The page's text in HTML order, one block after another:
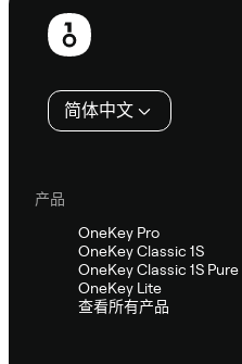
页
简体中文
产品
OneKey Pro
OneKey Classic 1S
OneKey Classic 1S Pure
OneKey Lite
查看所有产品